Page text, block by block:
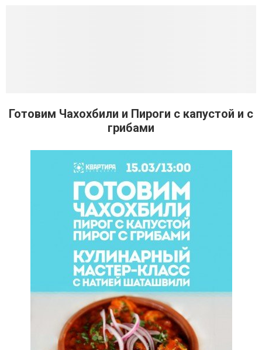
Готовим Чахохбили и Пироги с капустой и с
грибами